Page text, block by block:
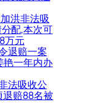
洪非法吸
配,本次可
万元
退赔一案
艳一年内办
法吸收公
赔88名被